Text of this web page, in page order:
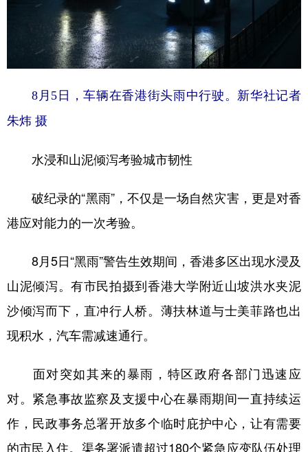
8月5日，车辆在香港街头雨中行驶。新华社记者
朱炜 摄
水浸和山泥倾泻考验城市韧性
破纪录的“黑雨”，不仅是一场自然灾害，更是对香
港应对能力的一次考验。
8月5日“黑雨”警告生效期间，香港多区出现水浸及
山泥倾泻。有市民拍摄到香港大学附近山坡洪水夹泥
沙倾泻而下，直冲行人桥。薄扶林道与士美菲路也出
现积水，汽车需减速通行。
面对突如其来的暴雨，特区政府各部门迅速应
对。紧急事故监察及支援中心在暴雨期间一直持续运
作，民政事务总署开放多个临时庇护中心，让有需要
的市民入住。渠务署派遣超过180个紧急应变队伍处理